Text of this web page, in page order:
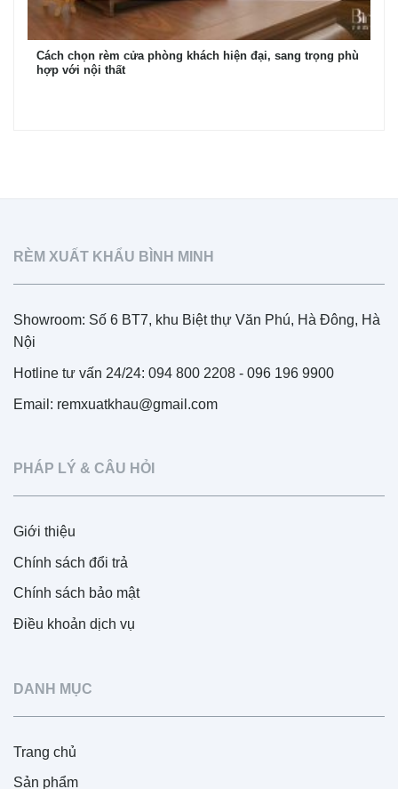
Cách chọn rèm cửa phòng khách hiện đại, sang trọng phù
hợp với nội thất
RÈM XUẤT KHẨU BÌNH MINH
Showroom: Số 6 BT7, khu Biệt thự Văn Phú, Hà Đông, Hà
Nội
Hotline tư vấn 24/24: 094 800 2208 - 096 196 9900
Email: remxuatkhau@gmail.com
PHÁP LÝ & CÂU HỎI
Giới thiệu
Chính sách đổi trả
Chính sách bảo mật
Điều khoản dịch vụ
DANH MỤC
Trang chủ
Sản phẩm